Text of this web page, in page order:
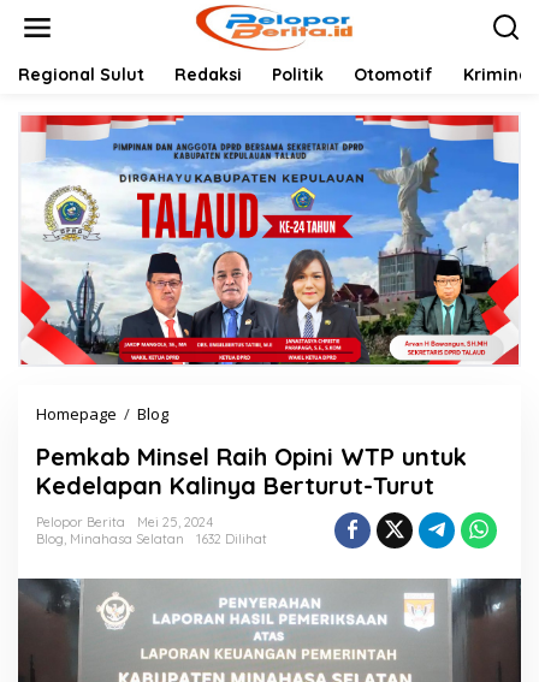
Regional Sulut Redaksi Politik Otomotif Kriminal
Homepage / BlogPemkab
Raih
Opini
WTP
untuk
Kedelapan
Berturut-
Pemkab Minsel Raih Opini WTP untuk
Kedelapan Kalinya Berturut-Turut
Pelopor Berita
Mei 25, 2024
Blog Minahasa Selatan 1632 Dilihat